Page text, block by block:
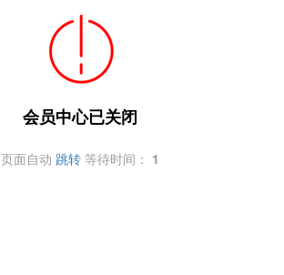
会员中心已关闭
页面自动 跳转 等待时间： 1